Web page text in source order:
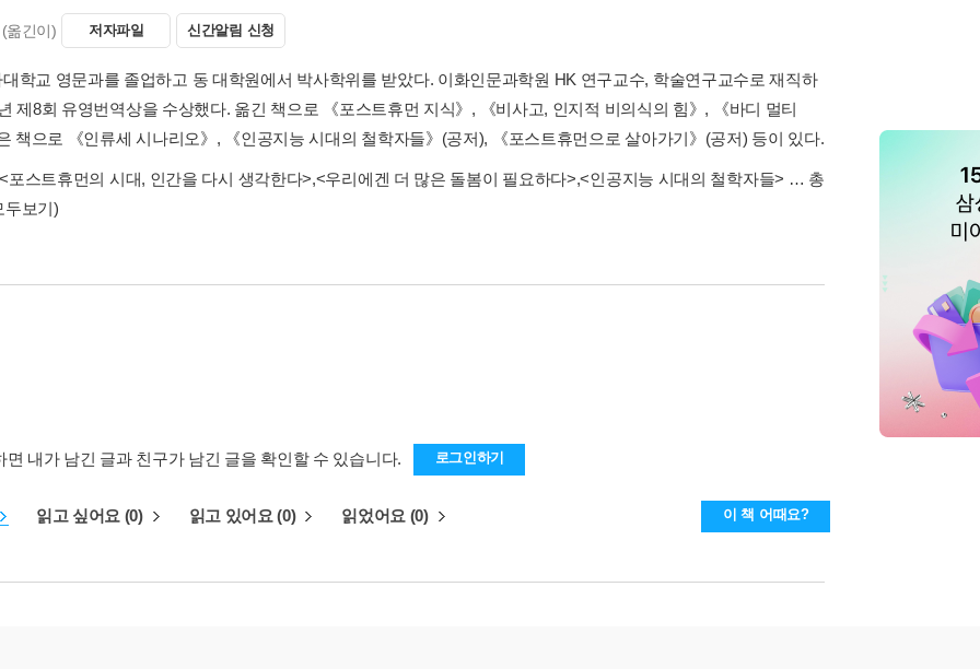
(옮긴이) 저자파일 신간알림 신청
학교 영문과를 졸업하고 동 대학원에서 박사학위를 받았다. 이화인문과학원 HK 연구교수, 학술연구교수로 재직하
제8회 유영번역상을 수상했다. 옮긴 책으로 《포스트휴먼 지식》, 《비사고, 인지적 비의식의 힘》, 《바디 멀티
책으로 《인류세 시나리오》, 《인공지능 시대의 철학자들》(공저), 《포스트휴먼으로 살아가기》(공저) 등이 있다.
<포스트휴먼의 시대, 인간을 다시 생각한다>,<우리에겐 더 많은 돌봄이 필요하다>,<인공지능 시대의 철학자들> … 총
두보기)
면 내가 남긴 글과 친구가 남긴 글을 확인할 수 있습니다. 로그인하기
읽고 싶어요 (0) 읽고 있어요 (0) 읽었어요 (0) 이 책 어때요?